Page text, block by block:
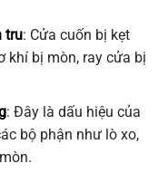
tru: Cửa cuốn bị kẹt
khí bị mòn, ray cửa bị
: Đây là dấu hiệu của
bộ phận như lò xo,